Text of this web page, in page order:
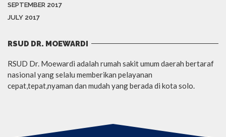
SEPTEMBER 2017
JULY 2017
RSUD DR. MOEWARDI
RSUD Dr. Moewardi adalah rumah sakit umum daerah bertaraf
nasional yang selalu memberikan pelayanan
cepat,tepat,nyaman dan mudah yang berada di kota solo.